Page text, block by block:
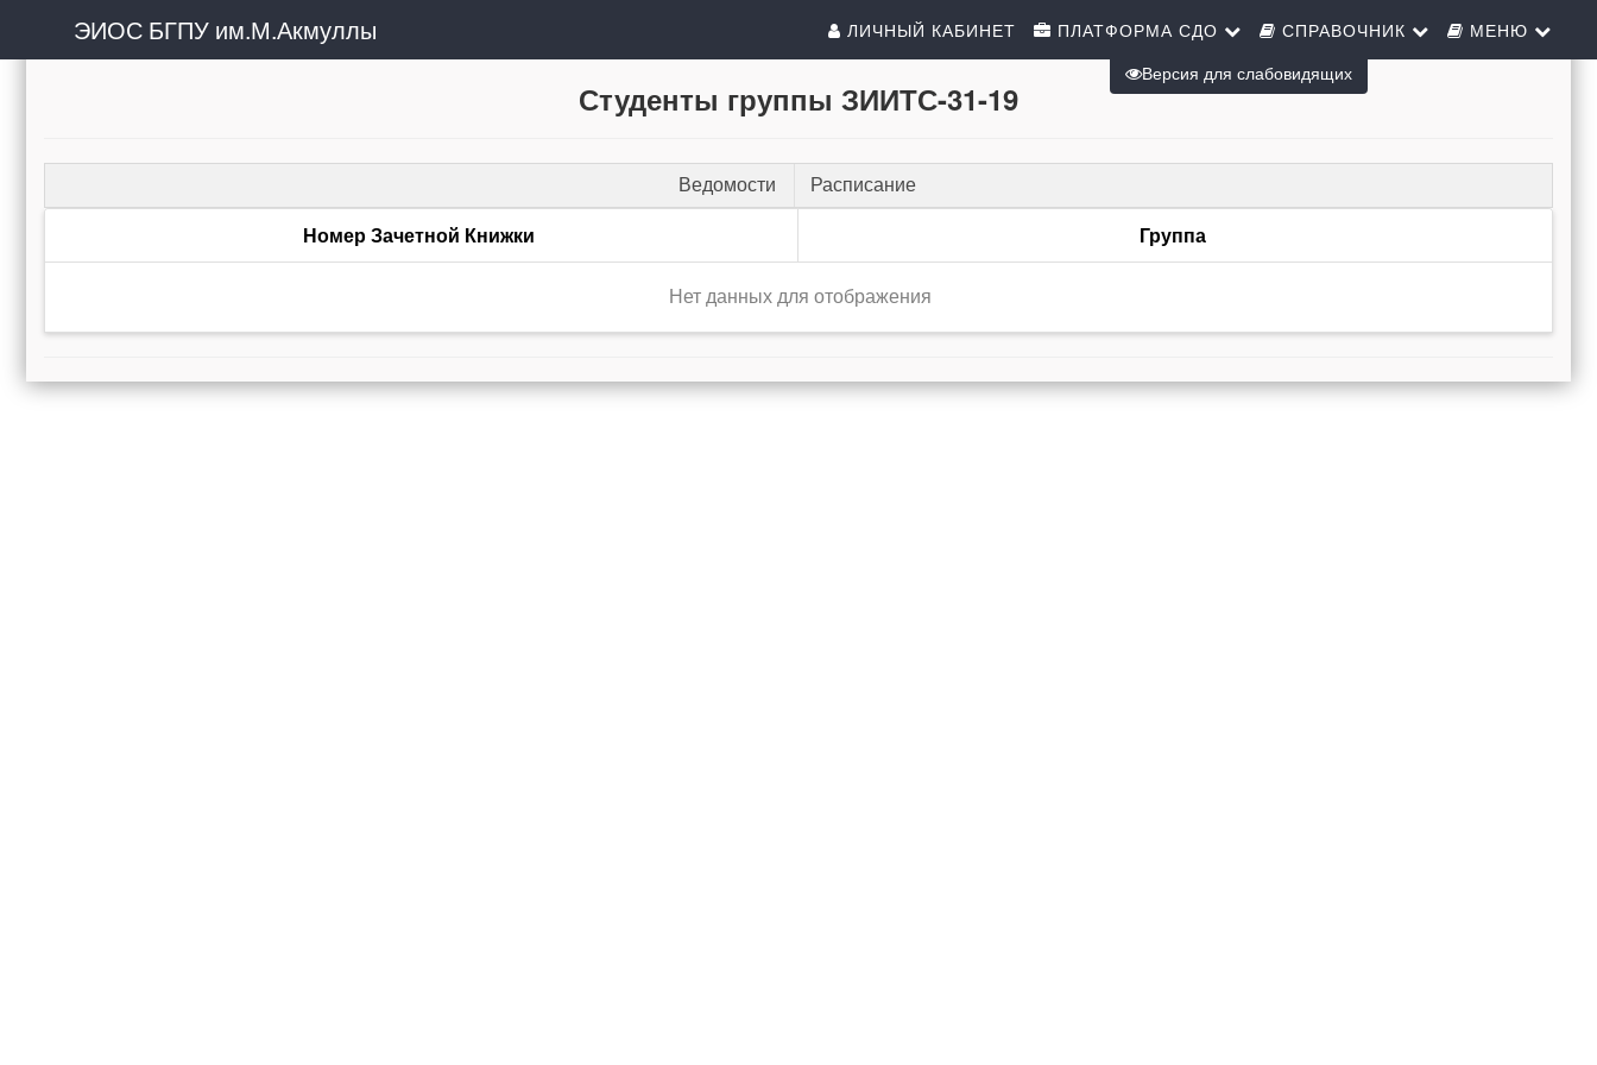
ЭИОС БГПУ им.М.Акмуллы ЛИЧНЫЙ КАБИНЕТ ПЛАТФОРМА СДО СПРАВОЧНИК МЕНЮ
Студенты группы ЗИИТС-31-19
Ведомости Расписание
Номер Зачетной Книжки Группа
Нет данных для отображения
Версия для слабовидящих